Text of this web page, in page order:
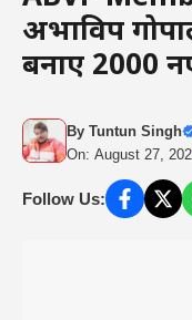
अभाविप
बनाए 2000
By Tuntun Singh
On: August 27,
Follow Us: